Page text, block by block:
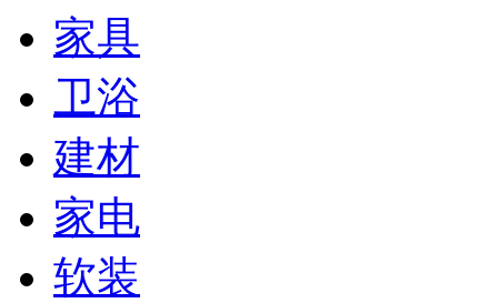
家具
卫浴
建材
家电
软装